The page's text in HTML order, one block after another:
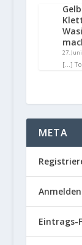
27.
[…]
META
Anmelden
Eintrags-